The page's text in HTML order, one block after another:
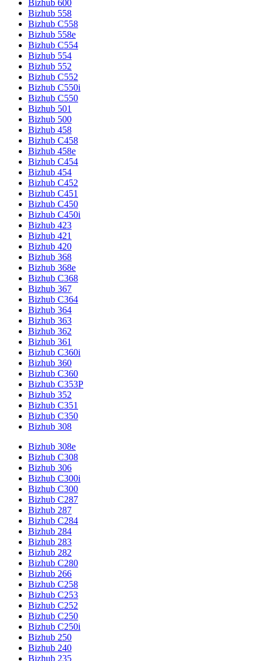
Bizhub 600
Bizhub 558
Bizhub C558
Bizhub 558e
Bizhub C554
Bizhub 554
Bizhub 552
Bizhub C552
Bizhub C550i
Bizhub C550
Bizhub 501
Bizhub 500
Bizhub 458
Bizhub C458
Bizhub 458e
Bizhub C454
Bizhub 454
Bizhub C452
Bizhub C451
Bizhub C450
Bizhub C450i
Bizhub 423
Bizhub 421
Bizhub 420
Bizhub 368
Bizhub 368e
Bizhub C368
Bizhub 367
Bizhub C364
Bizhub 364
Bizhub 363
Bizhub 362
Bizhub 361
Bizhub C360i
Bizhub 360
Bizhub C360
Bizhub C353P
Bizhub 352
Bizhub C351
Bizhub C350
Bizhub 308
Bizhub 308e
Bizhub C308
Bizhub 306
Bizhub C300i
Bizhub C300
Bizhub C287
Bizhub 287
Bizhub C284
Bizhub 284
Bizhub 283
Bizhub 282
Bizhub C280
Bizhub 266
Bizhub C258
Bizhub C253
Bizhub C252
Bizhub C250
Bizhub C250i
Bizhub 250
Bizhub 240
Bizhub 235